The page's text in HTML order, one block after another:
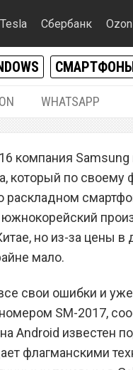
Tesla Сбербанк Ozon
WHATSAPP
компания Samsung
который по своему
раскладном
но из-за цены в
мало.
свои ошибки и уже
SM-2017,
Android известен
флагманскими